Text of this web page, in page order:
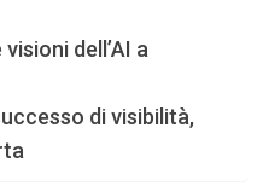
dell’AI a
di visibilità,